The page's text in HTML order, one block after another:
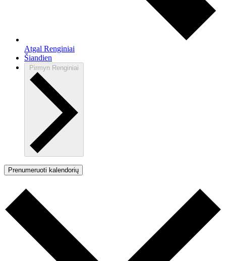
Atgal Renginiai
Šiandien
Pirmyn Renginiai
Prenumeruoti kalendorių